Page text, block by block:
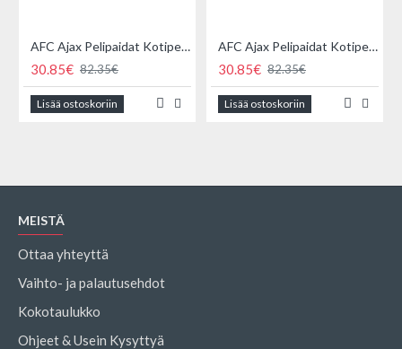
AFC Ajax Pelipaidat Kotipelipaita 2026-2027 Lyhythihainen ,Lapset
30.85€ 82.35€
Lisää ostoskoriin
AFC Ajax Pelipaidat Kotipelipaita 2026-2027 Lyhythihainen ,Miehet
30.85€ 82.35€
Lisää ostoskoriin
MEISTÄ
Ottaa yhteyttä
Vaihto- ja palautusehdot
Kokotaulukko
Ohjeet & Usein Kysyttyä